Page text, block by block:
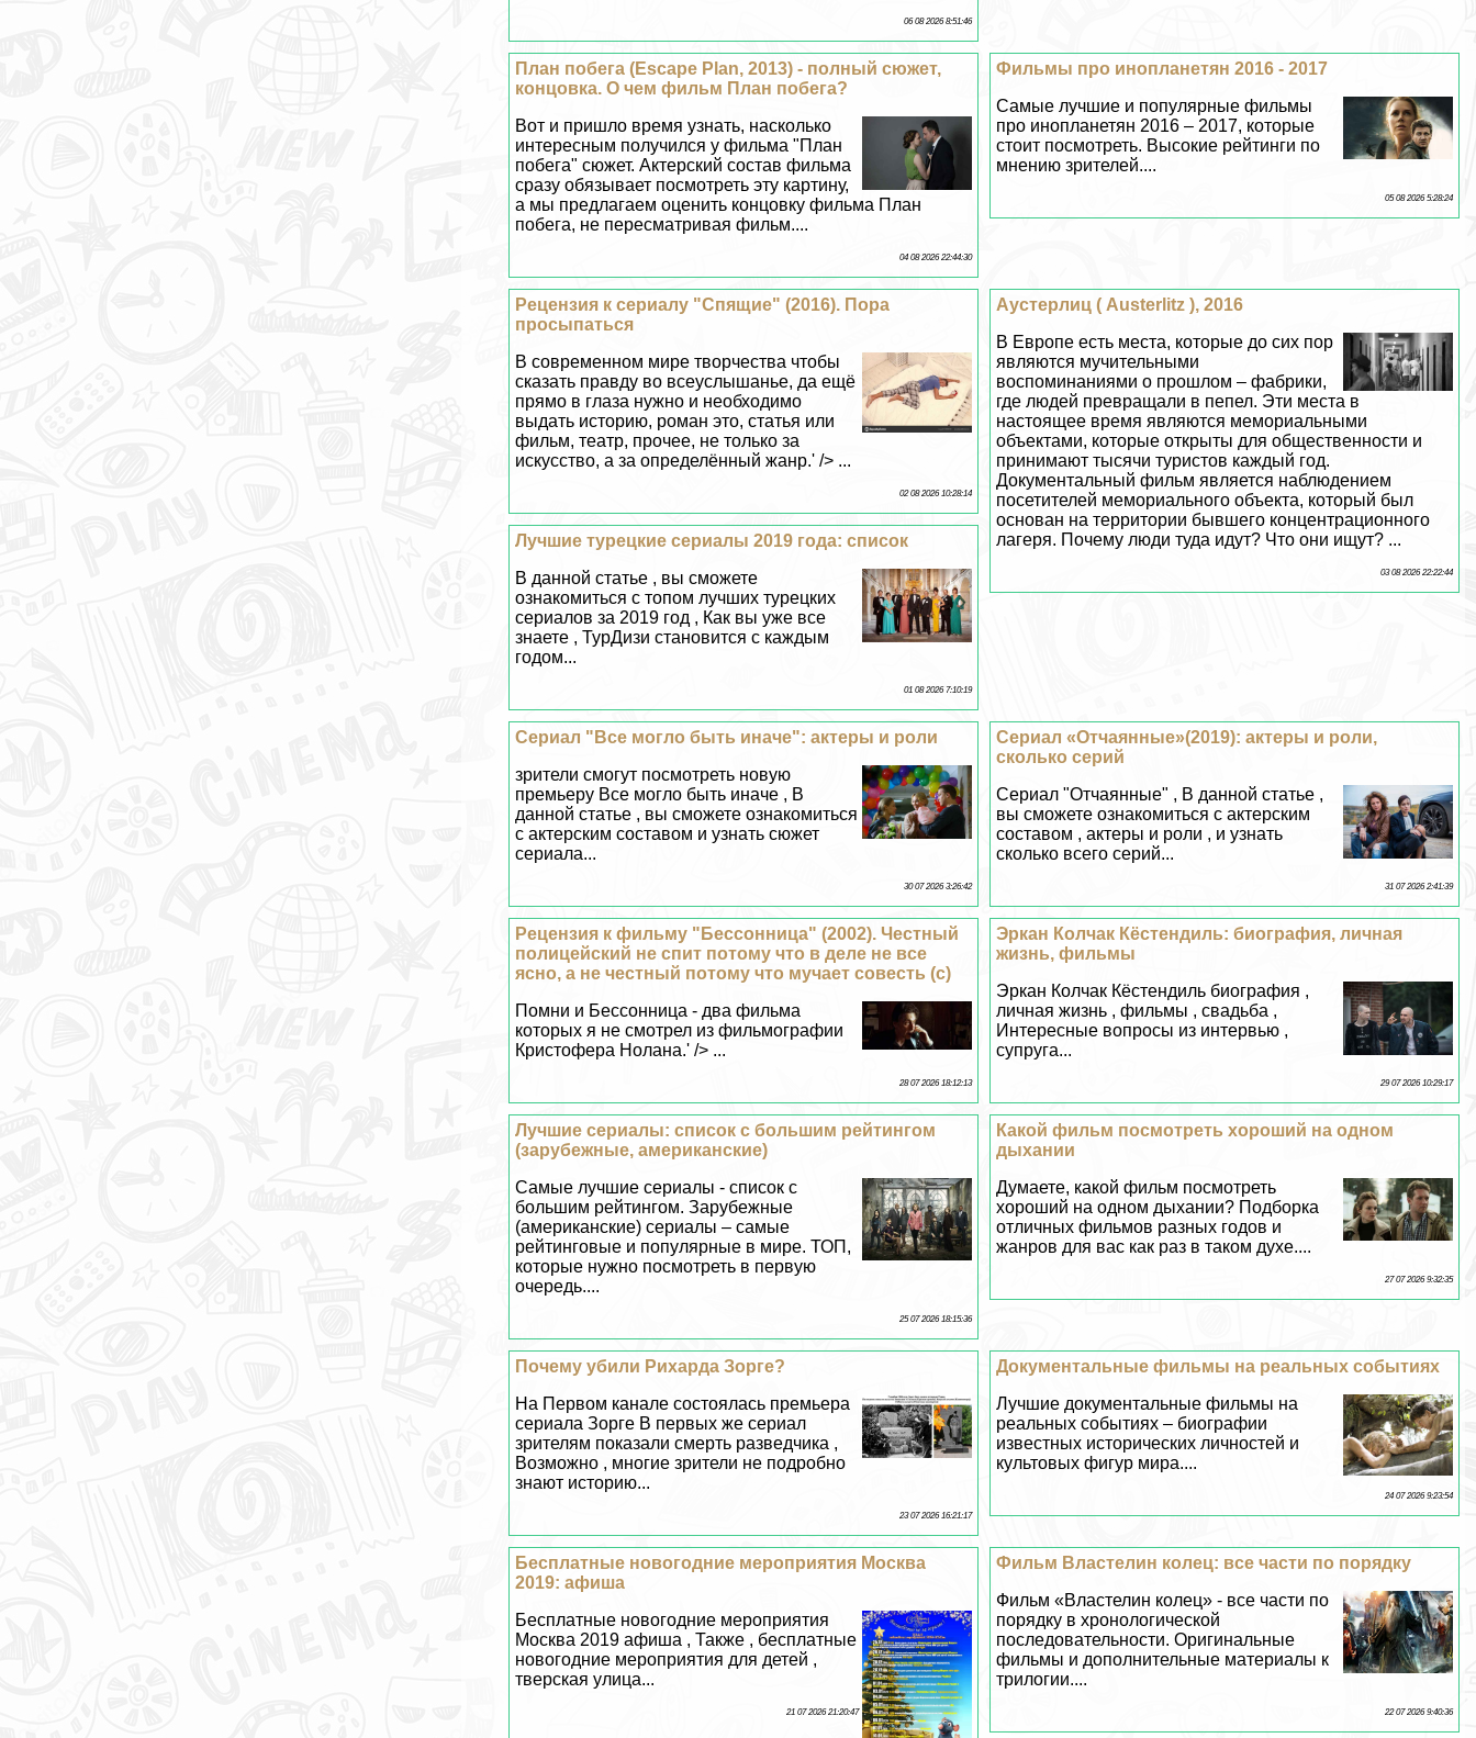
06 08 2026 8:51:46
Фильмы про инопланетян 2016 - 2017
Самые лучшие и популярные фильмы
про инопланетян 2016 – 2017, которые
стоит посмотреть. Высокие рейтинги по
мнению зрителей....
05 08 2026 5:28:24
План побега (Escape Plan, 2013) - полный сюжет,
концовка. О чем фильм План побега?
Вот и пришло время узнать, насколько
интересным получился у фильма "План
побега" сюжет. Актерский состав фильма
сразу обязывает посмотреть эту картину,
а мы предлагаем оценить концовку фильма План
побега, не пересматривая фильм....
04 08 2026 22:44:30
Аустерлиц ( Austerlitz ), 2016
В Европе есть места, которые до сих пор
являются мучительными
воспоминаниями о прошлом – фабрики,
где людей превращали в пепел. Эти места в
настоящее время являются мемориальными
объектами, которые открыты для общественности и
принимают тысячи туристов каждый год.
Документальный фильм является наблюдением
посетителей мемориального объекта, который был
основан на территории бывшего концентрационного
лагеря. Почему люди туда идут? Что они ищут? ...
03 08 2026 22:22:44
Рецензия к сериалу "Спящие" (2016). Пора
просыпаться
В современном мире творчества чтобы
сказать правду во всеуслышанье, да ещё
прямо в глаза нужно и необходимо
выдать историю, роман это, статья или
фильм, театр, прочее, не только за
искусство, а за определённый жанр.' /> ...
02 08 2026 10:28:14
Лучшие турецкие сериалы 2019 года: список
В данной статье , вы сможете
ознакомиться с топом лучших турецких
сериалов за 2019 год , Как вы уже все
знаете , ТурДизи становится с каждым
годом...
01 08 2026 7:10:19
Сериал «Отчаянные»(2019): актеры и роли,
сколько серий
Сериал "Отчаянные" , В данной статье ,
вы сможете ознакомиться с актерским
составом , актеры и роли , и узнать
сколько всего серий...
31 07 2026 2:41:39
Сериал "Все могло быть иначе": актеры и роли
зрители смогут посмотреть новую
премьеру Все могло быть иначе , В
данной статье , вы сможете ознакомиться
с актерским составом и узнать сюжет
сериала...
30 07 2026 3:26:42
Эркан Колчак Кёстендиль: биография, личная
жизнь, фильмы
Эркан Колчак Кёстендиль биография ,
личная жизнь , фильмы , свадьба ,
Интересные вопросы из интервью ,
супруга...
29 07 2026 10:29:17
Рецензия к фильму "Бессонница" (2002). Честный
полицейский не спит потому что в деле не все
ясно, а не честный потому что мучает совесть (c)
Помни и Бессонница - два фильма
которых я не смотрел из фильмографии
Кристофера Нолана.' /> ...
28 07 2026 18:12:13
Какой фильм посмотреть хороший на одном
дыхании
Думаете, какой фильм посмотреть
хороший на одном дыхании? Подборка
отличных фильмов разных годов и
жанров для вас как раз в таком духе....
27 07 2026 9:32:35
Лучшие сериалы: список с большим рейтингом
(зарубежные, американские)
Самые лучшие сериалы - список с
большим рейтингом. Зарубежные
(американские) сериалы – самые
рейтинговые и популярные в мире. ТОП,
которые нужно посмотреть в первую
очередь....
25 07 2026 18:15:36
Документальные фильмы на реальных событиях
Лучшие документальные фильмы на
реальных событиях – биографии
известных исторических личностей и
культовых фигур мира....
24 07 2026 9:23:54
Почему убили Рихарда Зорге?
На Первом канале состоялась премьера
сериала Зорге В первых же сериал
зрителям показали cмepть разведчика ,
Возможно , многие зрители не подробно
знают историю...
23 07 2026 16:21:17
Фильм Властелин колец: все части по порядку
Фильм «Властелин колец» - все части по
порядку в хронологической
последовательности. Оригинальные
фильмы и дополнительные материалы к
трилогии....
22 07 2026 9:40:36
Бесплатные новогодние мероприятия Москва
2019: афиша
Бесплатные новогодние мероприятия
Москва 2019 афиша , Также , бесплатные
новогодние мероприятия для детей ,
тверская улица...
21 07 2026 21:20:47